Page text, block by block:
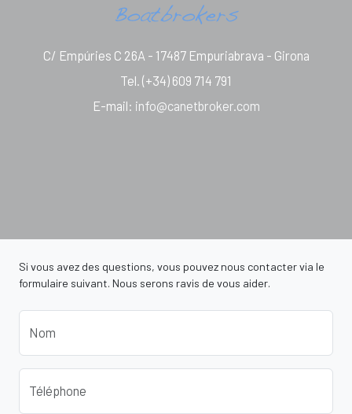
C/ Empúries C 26A - 17487 Empuriabrava - Girona
Tel. (+34) 609 714 791
E-mail: info@canetbroker.com
Si vous avez des questions, vous pouvez nous contacter via le
formulaire suivant. Nous serons ravis de vous aider.
Nom
Téléphone